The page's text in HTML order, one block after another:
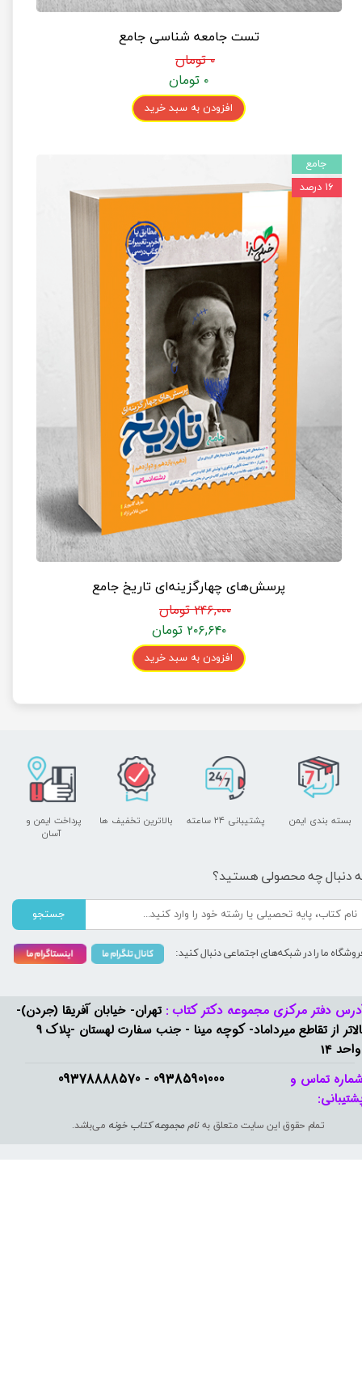
تست جامعه شناسی جامع
۰ تومان
۰ تومان
افزودن به سبد خرید
پرسش‌های چهارگزینه‌ای تاریخ جامع
۲۴۶,۰۰۰ تومان
۲۰۶,۶۴۰ تومان
افزودن به سبد خرید
جامع
۱۶ درصد
09385901000 - 09378888570​​​​​​​
دفتر مرکزی مجموعه دکتر کتاب : تهران- خیابان آفریقا (جردن)-
بالاتر از تقاطع میرداماد- کوچه مینا - جنب سفارت لهستان -پلاک 9
14
تمام حقوق این سایت متعلق بهنام مجموعه کتاب خونه می‌باشد.
تماس و
پشتیبانی ۲۴ ساعته
پرداخت ایمن و ​​​​​​​
آسان
بسته بندی ایمن بالاترین تخفیف ها
دنبال چه محصولی هستید؟
جستجو
ما را در شبکه‌های اجتماعی دنبال کنید: